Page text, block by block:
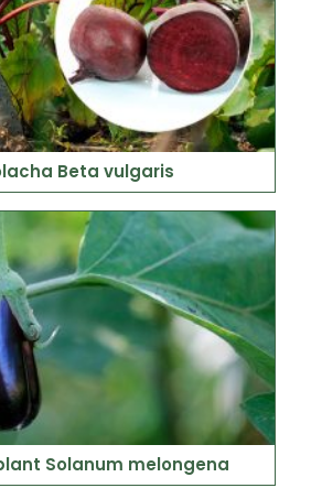
Beta vulgaris
Solanum melongena